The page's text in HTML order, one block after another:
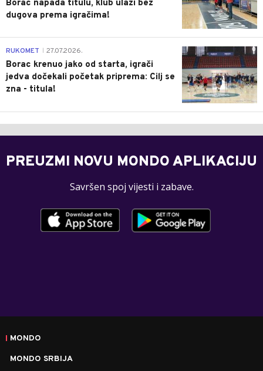
Borac napada titulu, klub ulazi bez
dugova prema igračima!
0
RUKOMET 27.07.2026.
Borac krenuo jako od starta, igrači
jedva dočekali početak priprema: Cilj se
zna - titula!
PREUZMI NOVU MONDO APLIKACIJU
Savršen spoj vijesti i zabave.
MONDO
MONDO SRBIJA